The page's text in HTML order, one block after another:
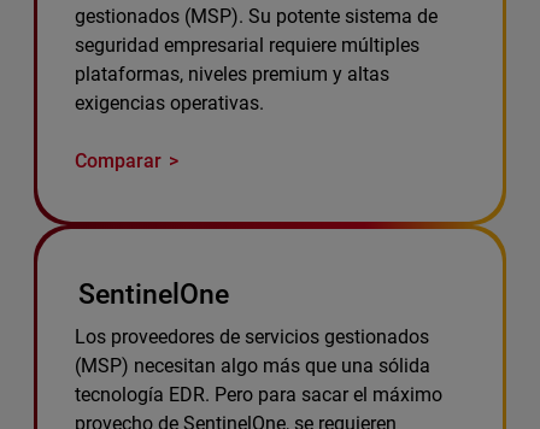
gestionados (MSP). Su potente sistema de
seguridad empresarial requiere múltiples
plataformas, niveles premium y altas
exigencias operativas.
Comparar
SentinelOne
Los proveedores de servicios gestionados
(MSP) necesitan algo más que una sólida
tecnología EDR. Pero para sacar el máximo
provecho de SentinelOne, se requieren